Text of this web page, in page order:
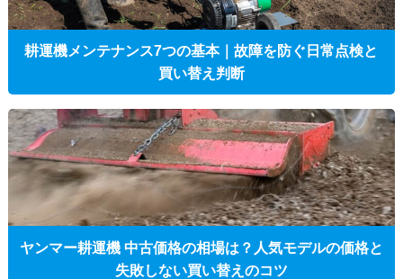
耕運機メンテナンス7つの基本｜故障を防ぐ日常点検と
買い替え判断
ヤンマー耕運機 中古価格の相場は？人気モデルの価格と
失敗しない買い替えのコツ